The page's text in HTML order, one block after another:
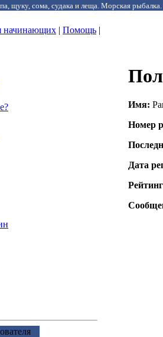
щуку, сома, судака и леща. Морская
начинающих | Помощь |
Имя:
Номер
Дата